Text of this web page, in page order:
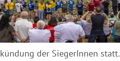
der SiegerInnen statt.